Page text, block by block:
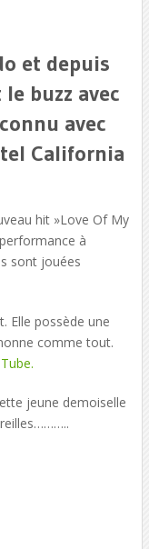
et depuis
buzz avec
avec
California
hit »Love Of My
à
sont jouées
Elle possède une
comme tout.
jeune demoiselle